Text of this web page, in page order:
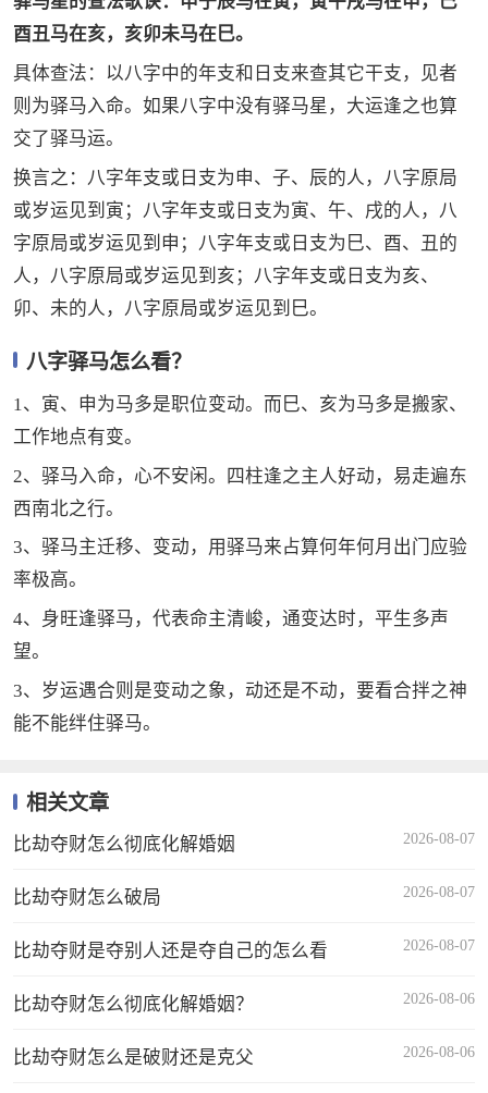
酉丑马在亥，亥卯未马在巳。
具体查法：以八字中的年支和日支来查其它干支，见者
则为驿马入命。如果八字中没有驿马星，大运逢之也算
交了驿马运。
换言之：八字年支或日支为申、子、辰的人，八字原局
或岁运见到寅；八字年支或日支为寅、午、戌的人，八
字原局或岁运见到申；八字年支或日支为巳、酉、丑的
人，八字原局或岁运见到亥；八字年支或日支为亥、
卯、未的人，八字原局或岁运见到巳。
八字驿马怎么看？
1、寅、申为马多是职位变动。而巳、亥为马多是搬家、
工作地点有变。
2、驿马入命，心不安闲。四柱逢之主人好动，易走遍东
西南北之行。
3、驿马主迁移、变动，用驿马来占算何年何月出门应验
率极高。
4、身旺逢驿马，代表命主清峻，通变达时，平生多声
望。
3、岁运遇合则是变动之象，动还是不动，要看合拌之神
能不能绊住驿马。
相关文章
比劫夺财怎么彻底化解婚姻 2026-08-07
比劫夺财怎么破局 2026-08-07
比劫夺财是夺别人还是夺自己的怎么看 2026-08-07
比劫夺财怎么彻底化解婚姻？ 2026-08-06
比劫夺财怎么是破财还是克父 2026-08-06